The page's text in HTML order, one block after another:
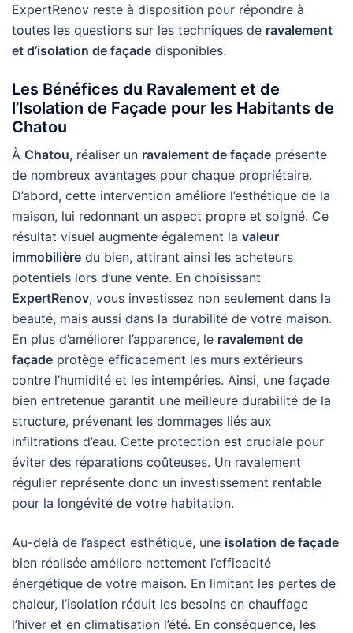
ExpertRenov reste à disposition pour répondre à
toutes les questions sur les techniques de ravalement
et d’isolation de façade disponibles.
Les Bénéfices du Ravalement et de
l’Isolation de Façade pour les Habitants de
Chatou
À Chatou, réaliser un ravalement de façade présente
de nombreux avantages pour chaque propriétaire.
D’abord, cette intervention améliore l’esthétique de la
maison, lui redonnant un aspect propre et soigné. Ce
résultat visuel augmente également la valeur
immobilière du bien, attirant ainsi les acheteurs
potentiels lors d’une vente. En choisissant
ExpertRenov, vous investissez non seulement dans la
beauté, mais aussi dans la durabilité de votre maison.
En plus d’améliorer l’apparence, le ravalement de
façade protège efficacement les murs extérieurs
contre l’humidité et les intempéries. Ainsi, une façade
bien entretenue garantit une meilleure durabilité de la
structure, prévenant les dommages liés aux
infiltrations d’eau. Cette protection est cruciale pour
éviter des réparations coûteuses. Un ravalement
régulier représente donc un investissement rentable
pour la longévité de votre habitation.
Au-delà de l’aspect esthétique, une isolation de façade
bien réalisée améliore nettement l’efficacité
énergétique de votre maison. En limitant les pertes de
chaleur, l’isolation réduit les besoins en chauffage
l’hiver et en climatisation l’été. En conséquence, les